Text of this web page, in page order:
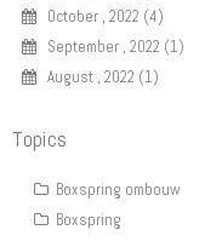
October , 2022 (4)
September , 2022 (1)
August , 2022 (1)
Topics
Boxspring ombouw
Boxspring